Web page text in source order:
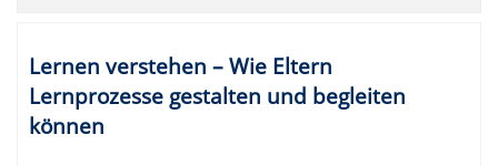
Lernen verstehen – Wie Eltern
Lernprozesse gestalten und begleiten
können